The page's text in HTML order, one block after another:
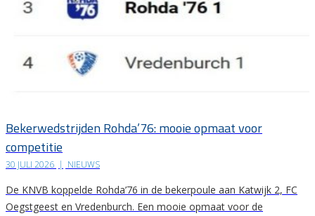
Bekerwedstrijden Rohda’76: mooie opmaat voor
competitie
30 JULI 2026 | NIEUWS
De KNVB koppelde Rohda’76 in de bekerpoule aan Katwijk 2, FC
Oegstgeest en Vredenburch. Een mooie opmaat voor de